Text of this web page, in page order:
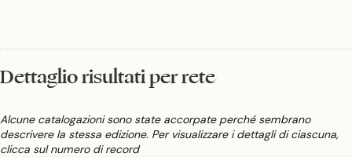
Dettaglio risultati per rete
Alcune catalogazioni sono state accorpate perché sembrano
descrivere la stessa edizione. Per visualizzare i dettagli di ciascuna,
clicca sul numero di record